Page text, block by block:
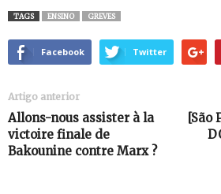
TAGS ENSINO GREVES
Facebook Twitter
Artigo anterior
Allons-nous assister à la
victoire finale de
Bakounine contre Marx ?
[São